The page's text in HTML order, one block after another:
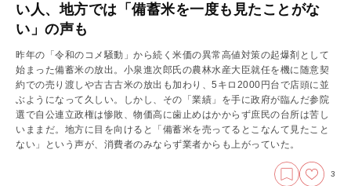
い人、地方では「備蓄米を一度も見たことがな
い」の声も
昨年の「令和のコメ騒動」から続く米価の異常高値対策の起爆剤として
始まった備蓄米の放出。小泉進次郎氏の農林水産大臣就任を機に随意契
約での売り渡しや古古古米の放出も加わり、5キロ2000円台で店頭に並
ぶようになって久しい。しかし、その「業績」を手に政府が臨んだ参院
選で自公連立政権は惨敗、物価高に歯止めはかからず庶民の台所は苦し
いままだ。地方に目を向けると「備蓄米を売ってるとこなんて見たこと
ない」という声が、消費者のみならず業者からも上がっていた。
3